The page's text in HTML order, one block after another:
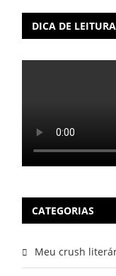
DICA DE LEITURA
CATEGORIAS
Meu crush